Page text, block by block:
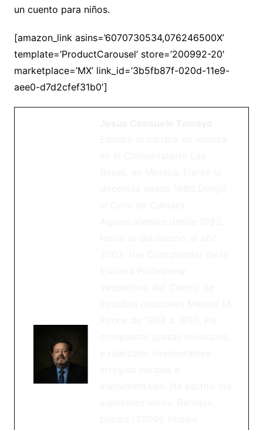
un cuento para niños.
[amazon_link asins=’6070730534,076246500X’
template=’ProductCarousel’ store=’200992-20′
marketplace=’MX’ link_id=’3b5fb87f-020d-11e9-
aee0-d7d2cfef31b0′]